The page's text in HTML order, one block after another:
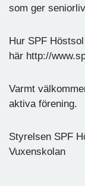
som ger
Hur SPF
här http://
Varmt
aktiva förening.
Styrelsen SPF
Vuxenskolan